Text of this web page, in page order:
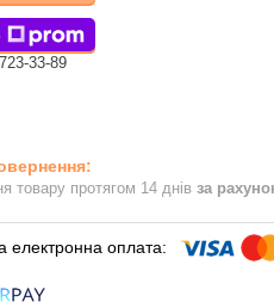
33-89
товару протягом 14 днів за